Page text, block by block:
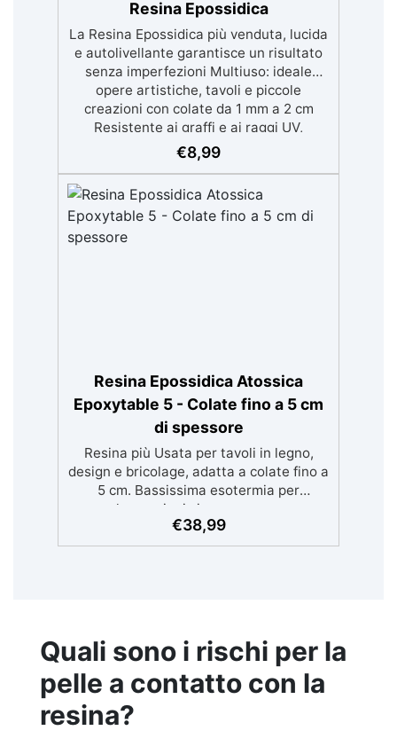
Resina Epossidica
La Resina Epossidica più venduta, lucida
e autolivellante garantisce un risultato
senza imperfezioni Multiuso: ideale
opere artistiche, tavoli e piccole
creazioni con colate da 1 mm a 2 cm
Resistente ai graffi e ai raggi UV,
garantendo opere durature, vibranti e
senza ingiallimenti nel tempo Bassa
risultati impeccabili, perfetti per colate
di stampi e inglobamenti Certificata
Atossica post catalisi per contatto con la
€8,99
Resina Epossidica Atossica
Epoxytable 5 - Colate fino a 5 cm
di spessore
Resina più Usata per tavoli in legno,
design e bricolage, adatta a colate fino a
5 cm. Bassissima esotermia per
lavorazioni sicure e senza
surriscaldamenti. Resistente a graffi e
ingiallimento grazie ai filtri UV e all'alta
la pelle.
€38,99
Quali sono i rischi per la
pelle a contatto con la
resina?